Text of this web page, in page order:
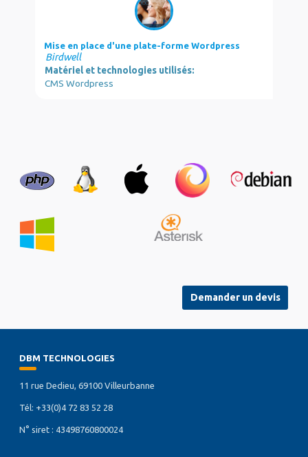
Mise en place d'une plate-forme Wordpress
Birdwell
Matériel et technologies utilisés:
CMS Wordpress
Demander un devis
DBM TECHNOLOGIES
11 rue Dedieu, 69100 Villeurbanne
Tél: +33(0)4 72 83 52 28
N° siret : 43498760800024